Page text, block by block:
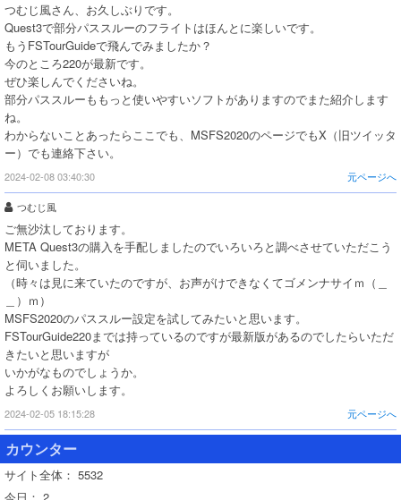
つむじ風さん、お久しぶりです。
Quest3で部分パススルーのフライトはほんとに楽しいです。
もうFSTourGuideで飛んでみましたか？
今のところ220が最新です。
ぜひ楽しんでくださいね。
部分パススルーももっと使いやすいソフトがありますのでまた紹介します
ね。
わからないことあったらここでも、MSFS2020のページでもX（旧ツイッタ
ー）でも連絡下さい。
2024-02-08 03:40:30 元ページへ
つむじ風
ご無沙汰しております。
META Quest3の購入を手配しましたのでいろいろと調べさせていただこう
と伺いました。
（時々は見に来ていたのですが、お声がけできなくてゴメンナサイｍ（＿
＿）ｍ）
MSFS2020のパススルー設定を試してみたいと思います。
FSTourGuide220までは持っているのですが最新版があるのでしたらいただ
きたいと思いますが
いかがなものでしょうか。
よろしくお願いします。
2024-02-05 18:15:28 元ページへ
カウンター
サイト全体： 5532